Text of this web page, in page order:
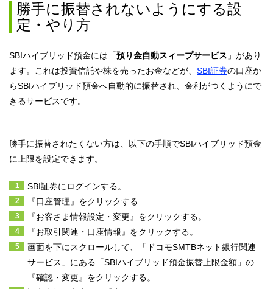
勝手に振替されないようにする設
定・やり方
SBIハイブリッド預金には「預り金自動スィープサービス 」があり
ます。これは投資信託や株を売ったお金などが、 SBI証券の口座か
らSBIハイブリッド預金へ自動的に振替され、金利がつくようにで
きるサービスです。
勝手に振替されたくない方は、以下の手順でSBIハイブリッド預金
に上限を設定できます。
SBI証券にログインする。
『口座管理』をクリックする
『お客さま情報設定・変更』をクリックする。
『お取引関連・口座情報』をクリックする。
画面を下にスクロールして、「ドコモSMTBネット銀行関連
サービス」にある「SBIハイブリッド預金振替上限金額」の
『確認・変更』をクリックする。